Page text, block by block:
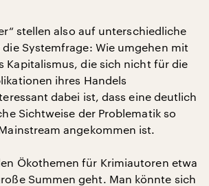
stellen also auf unterschiedliche
die Systemfrage: Wie umgehen mit
Kapitalismus, die sich nicht für die
ihres Handels
dabei ist, dass eine deutlich
Sichtweise der Problematik so
angekommen ist.
Ökothemen für Krimiautoren etwa
Summen geht. Man könnte sich